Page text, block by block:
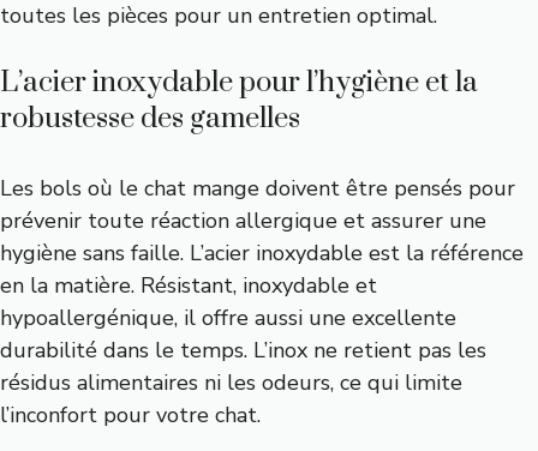
toutes les pièces pour un entretien optimal.
L’acier inoxydable pour l’hygiène et la
robustesse des gamelles
Les bols où le chat mange doivent être pensés pour
prévenir toute réaction allergique et assurer une
hygiène sans faille. L’acier inoxydable est la référence
en la matière. Résistant, inoxydable et
hypoallergénique, il offre aussi une excellente
durabilité dans le temps. L’inox ne retient pas les
résidus alimentaires ni les odeurs, ce qui limite
l’inconfort pour votre chat.